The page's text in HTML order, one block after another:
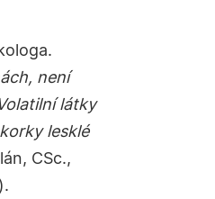
není
látky
lesklé
CSc.,